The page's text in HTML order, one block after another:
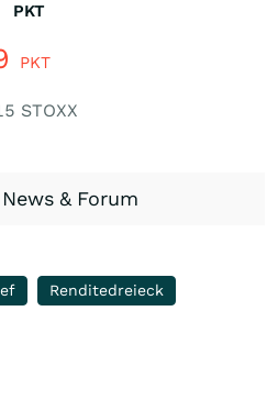
PKT
PKT
STOXX
& Forum
Renditedreieck